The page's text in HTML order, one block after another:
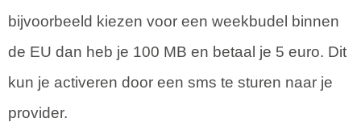
bijvoorbeeld kiezen voor een weekbudel binnen
de EU dan heb je 100 MB en betaal je 5 euro. Dit
kun je activeren door een sms te sturen naar je
provider.